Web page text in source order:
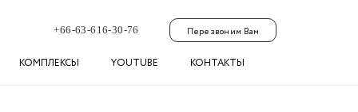
+66-63-616-30-76 Перезвоним Вам
КОМПЛЕКСЫ YOUTUBE КОНТАКТЫ